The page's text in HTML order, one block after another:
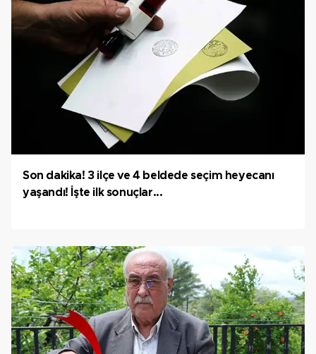
Son dakika! 3 ilçe ve 4 beldede seçim heyecanı
yaşandı! İşte ilk sonuçlar...